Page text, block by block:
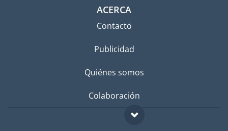
ACERCA
Contacto
Publicidad
Quiénes somos
Colaboración